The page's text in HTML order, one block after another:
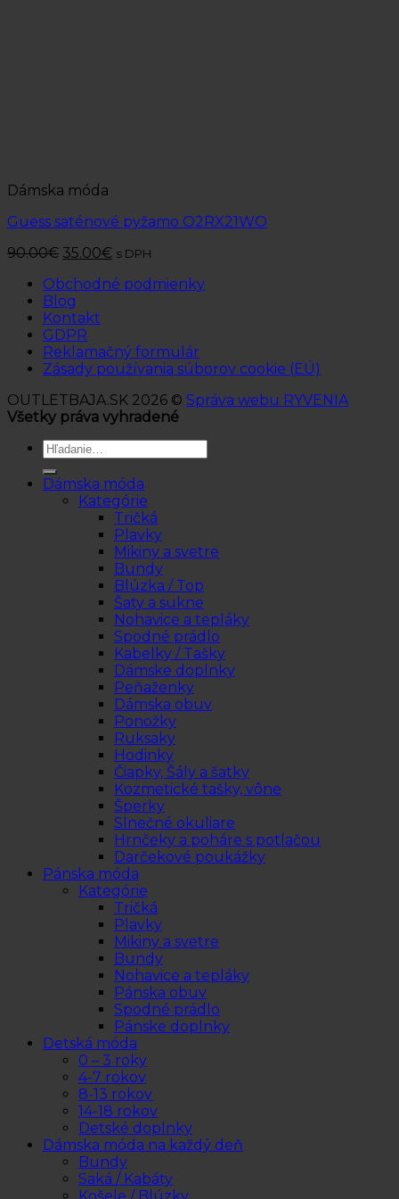
Dámska móda
Guess saténové pyžamo O2RX21WO
90.00€ 35.00€ s DPH
Obchodné podmienky
Blog
Kontakt
GDPR
Reklamačný formulár
Zásady používania súborov cookie (EÚ)
OUTLETBAJA.SK 2026 © Správa webu RYVENIA
Všetky práva vyhradené
Hľadať:
Dámska móda
Kategórie
Tričká
Plavky
Mikiny a svetre
Bundy
Blúzka / Top
Šaty a sukne
Nohavice a tepláky
Spodné prádlo
Kabelky / Tašky
Dámske doplnky
Peňaženky
Dámska obuv
Ponožky
Ruksaky
Hodinky
Čiapky, Šály a šatky
Kozmetické tašky, vône
Šperky
Slnečné okuliare
Hrnčeky a poháre s potlačou
Darčekové poukážky
Pánska móda
Kategórie
Tričká
Plavky
Mikiny a svetre
Bundy
Nohavice a tepláky
Pánska obuv
Spodné prádlo
Pánske doplnky
Detská móda
0 – 3 roky
4-7 rokov
8-13 rokov
14-18 rokov
Detské doplnky
Dámska móda na každý deň
Bundy
Saká / Kabáty